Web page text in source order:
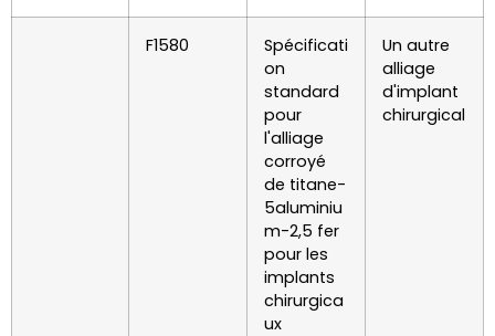
F1580
Spécificati
on
standard
pour
l'alliage
corroyé
de titane-
5aluminiu
m-2,5 fer
pour les
implants
chirurgica
ux
Un autre
alliage
d'implant
chirurgical